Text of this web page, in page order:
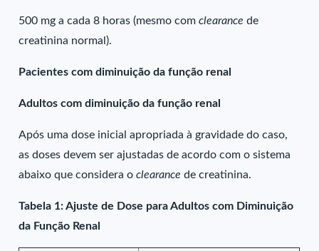
500 mg a cada 8 horas (mesmo comclearance de
creatinina normal).
Pacientes com diminuição da função renal
Adultos com diminuição da função renal
Após uma dose inicial apropriada à gravidade do caso,
as doses devem ser ajustadas de acordo com o sistema
abaixo que considera oclearancede creatinina.
Tabela 1: Ajuste de Dose para Adultos com Diminuição
da Função Renal